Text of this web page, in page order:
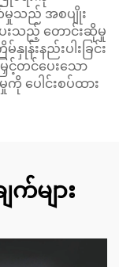
မှုသည် အစပျိုး
းသည့် တောင်းဆိုမှု
မ်နှုန်းနည်းပါးခြင်း
င့်တင်ပေးသော
ပေါင်းစပ်ထား
များ